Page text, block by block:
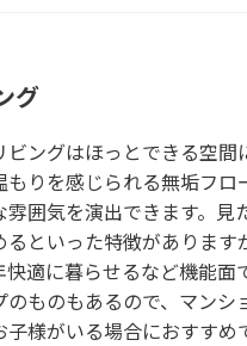
グ
ビングはほっとできる空間
もりを感じられる無垢フロ
雰囲気を演出できます。見
るといった特徴があります
快適に暮らせるなど機能
のものもあるので、マンシ
様がいる場合におすすめ